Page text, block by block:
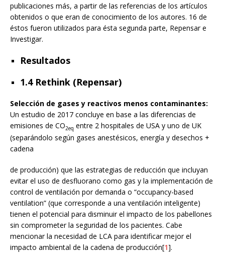
publicaciones más, a partir de las referencias de los artículos
obtenidos o que eran de conocimiento de los autores. 16 de
éstos fueron utilizados para ésta segunda parte, Repensar e
Investigar.
Resultados
1.4 Rethink (Repensar)
Selección de gases y reactivos menos contaminantes:
Un estudio de 2017 concluye en base a las diferencias de
emisiones de CO2eq entre 2 hospitales de USA y uno de UK
(separándolo según gases anestésicos, energía y desechos +
cadena
de producción) que las estrategias de reducción que incluyan
evitar el uso de desfluorano como gas y la implementación de
control de ventilación por demanda o “occupancy-based
ventilation” (que corresponde a una ventilación inteligente)
tienen el potencial para disminuir el impacto de los pabellones
sin comprometer la seguridad de los pacientes. Cabe
mencionar la necesidad de LCA para identificar mejor el
impacto ambiental de la cadena de producción[1].